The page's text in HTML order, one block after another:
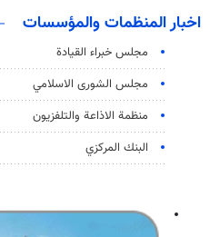
اخبار المنظمات والمؤسسات
مجلس خبراء القيادة
مجلس الشورى الاسلامي
منظمة الاذاعة والتلفزیون
البنك المركزي